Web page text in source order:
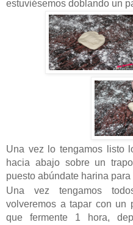
estuviésemos doblando un
Una vez lo tengamos listo
hacia abajo sobre un
puesto abúndate harina
Una vez tengamos
volveremos a tapar con un
que fermente 1 hora,